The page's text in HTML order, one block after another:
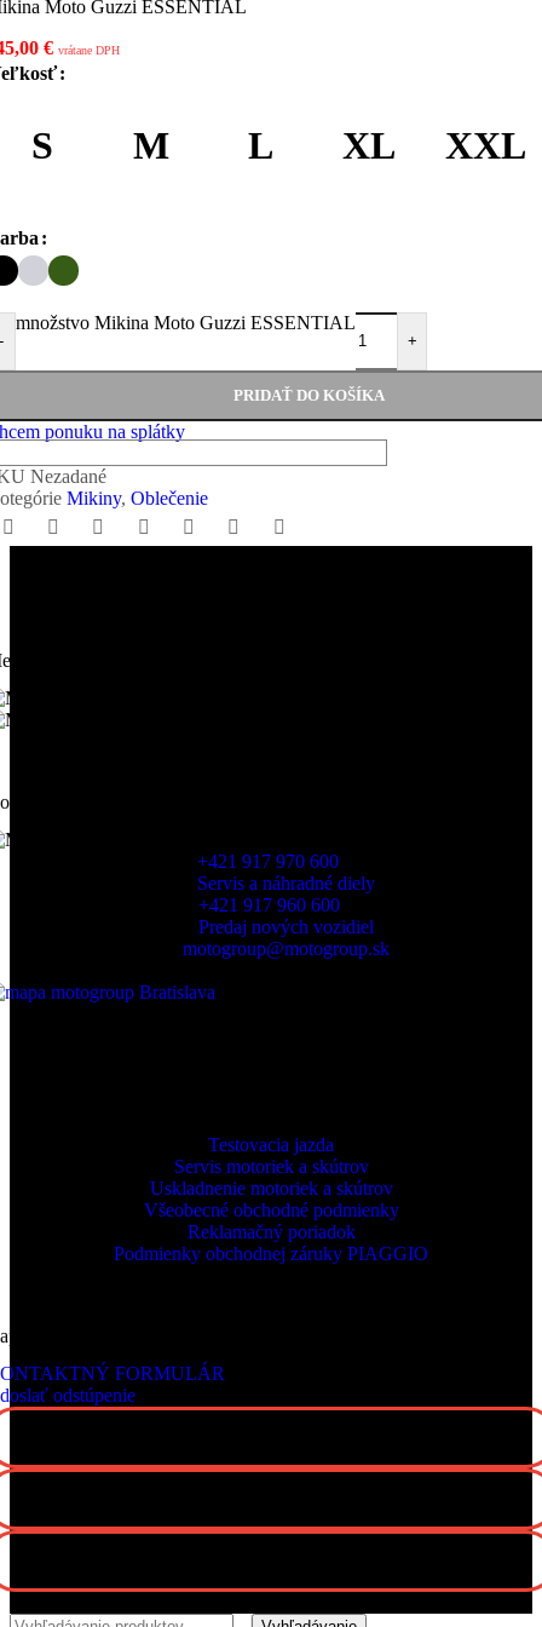
Moto Guzzi ESSENTIAL
€ vrátane DPH
S M L XL XXL
množstvo Mikina Moto Guzzi ESSENTIAL
+
PRIDAŤ DO KOŠÍKA
ponuku na splátky
Nezadané
Mikiny, Oblečenie
platenia
+421 917 970 600
Servis a náhradné diely
+421 917 960 600
Predaj nových vozidiel
motogroup@motogroup.sk
Testovacia jazda
Servis motoriek a skútrov
Uskladnenie motoriek a skútrov
Všeobecné obchodné podmienky
Reklamačný poriadok
Podmienky obchodnej záruky PIAGGIO
nám
FORMULÁR
odstúpenie